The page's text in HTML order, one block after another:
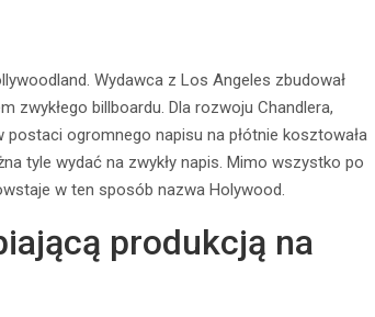
. Wydawca z Los Angeles zbudował
zwykłego billboardu. Dla rozwoju Chandlera,
postaci ogromnego napisu na płótnie kosztowała
tyle wydać na zwykły napis. Mimo wszystko po
w ten sposób nazwa Holywood.
produkcją na